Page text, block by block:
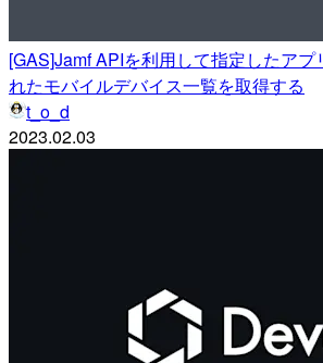
[GAS]Jamf APIを利用して指定したアプ
れたモバイルデバイス一覧を取得する
t_o_d
2023.02.03